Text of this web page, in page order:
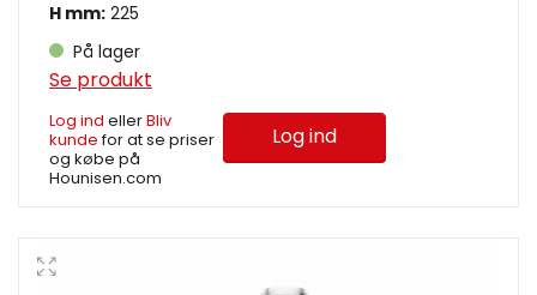
H mm: 225
På lager
Se produkt
Log ind ellerBliv
kundefor at se priser
og købe på
Hounisen.com
Log ind